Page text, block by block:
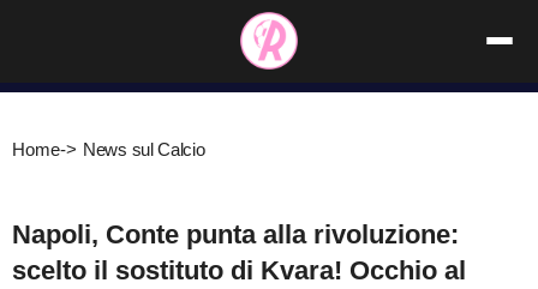
contenuto
Home-> News sul Calcio
Napoli, Conte punta alla rivoluzione:
scelto il sostituto di Kvara! Occhio al